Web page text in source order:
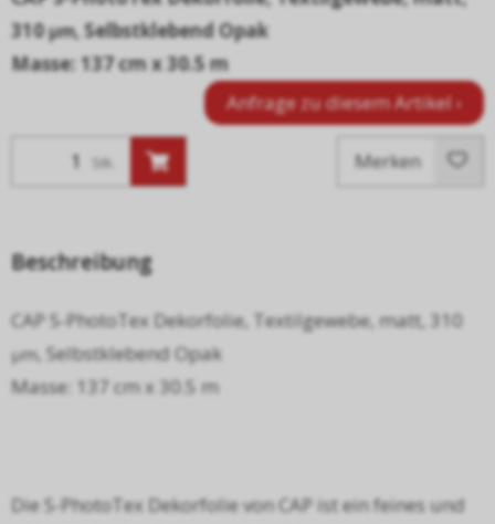
310µm, Selbstklebend Opak
Masse: 137 cm x 30.5 m
Anfrage zu diesem Artikel ›
Stk. Merken
Beschreibung
CAP S-PhotoTex Dekorfolie, Textilgewebe, matt, 310
µm, Selbstklebend Opak
Masse: 137 cm x 30.5 m
Die S-PhotoTex Dekorfolie von CAP ist ein feines und